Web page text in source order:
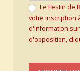
Le Festin de
votre inscription
d'information
d'opposition,